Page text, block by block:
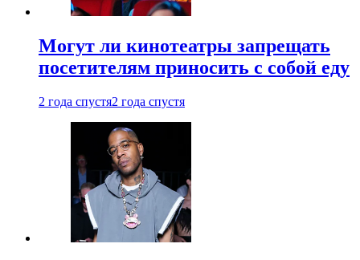
Могут ли кинотеатры запрещать
посетителям приносить с собой еду
2 года спустя2 года спустя